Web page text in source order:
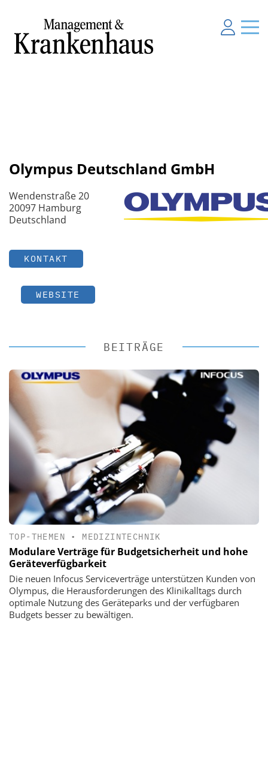
Olympus Deutschland GmbH
Wendenstraße 20
20097 Hamburg
Deutschland
KONTAKT
WEBSITE
BEITRÄGE
TOP-THEMEN • MEDIZINTECHNIK
Modulare Verträge für Budgetsicherheit und hohe
Geräteverfügbarkeit
Die neuen Infocus Serviceverträge unterstützen Kunden von
Olympus, die Herausforderungen des Klinikalltags durch
optimale Nutzung des Geräteparks und der verfügbaren
Budgets besser zu bewältigen.